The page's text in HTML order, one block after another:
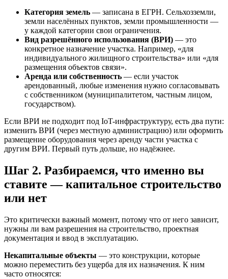
Категория земель — записана в ЕГРН. Сельхозземли,
земли населённых пунктов, земли промышленности —
у каждой категории свои ограничения.
Вид разрешённого использования (ВРИ) — это
конкретное назначение участка. Например, «для
индивидуального жилищного строительства» или «для
размещения объектов связи».
Аренда или собственность — если участок
арендованный, любые изменения нужно согласовывать
с собственником (муниципалитетом, частным лицом,
государством).
Если ВРИ не подходит под IoT-инфраструктуру, есть два пути:
изменить ВРИ (через местную администрацию) или оформить
размещение оборудования через аренду части участка с
другим ВРИ. Первый путь дольше, но надёжнее.
Шаг 2. Разбираемся, что именно вы
ставите — капитальное строительство
или нет
Это критически важный момент, потому что от него зависит,
нужны ли вам разрешения на строительство, проектная
документация и ввод в эксплуатацию.
Некапитальные объекты — это конструкции, которые
можно переместить без ущерба для их назначения. К ним
часто относятся: